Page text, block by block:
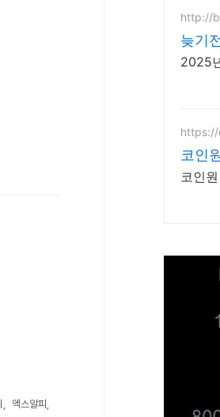
http://
늦기
2025
코인
코인
엑스알피